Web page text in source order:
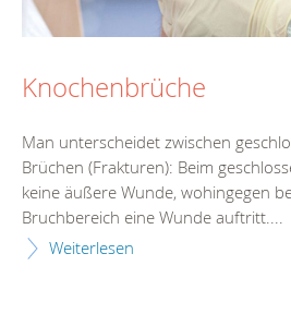
Knochenbrüche
Man unterscheidet zwischen
Brüchen (Frakturen): Beim
keine äußere Wunde, wohingegen
Bruchbereich eine Wunde auftritt....
Weiterlesen